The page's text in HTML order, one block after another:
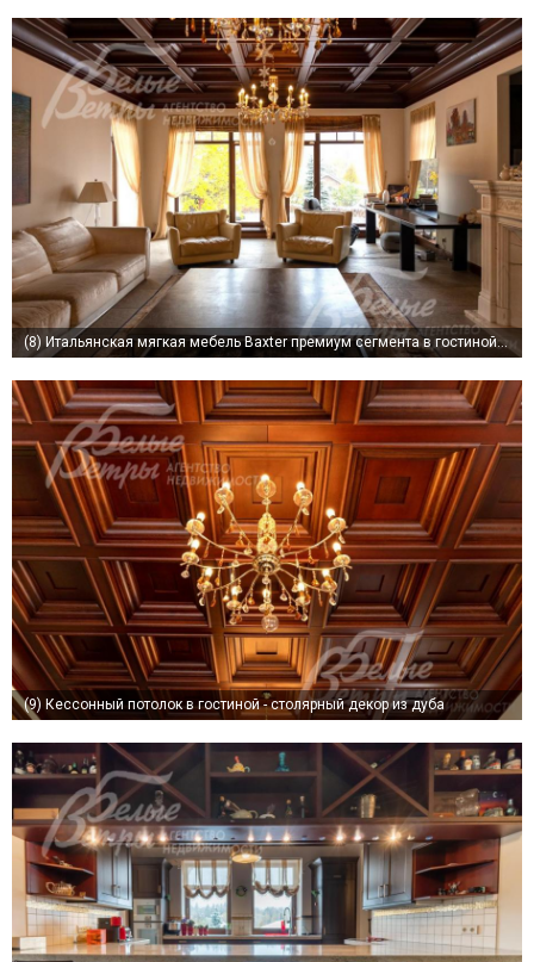
(8) Итальянская мягкая мебель Baxter премиум сегмента в гостиной в светлых тонах
(9) Кессонный потолок в гостиной - столярный декор из дуба